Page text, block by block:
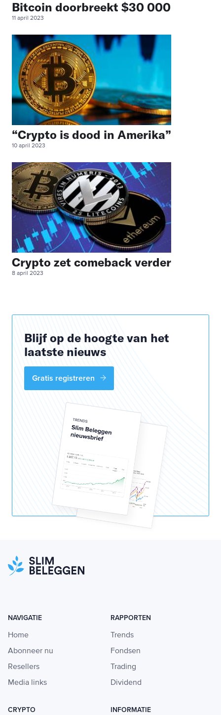
Bitcoin doorbreekt $30 000
11 april 2023
“Crypto is dood in Amerika”
10 april 2023
Crypto zet comeback verder
8 april 2023
Blijf op de hoogte van het
laatste nieuws
Gratis registreren
NAVIGATIE
Home
Abonneer nu
Resellers
Media links
RAPPORTEN
Trends
Fondsen
Trading
Dividend
CRYPTO INFORMATIE